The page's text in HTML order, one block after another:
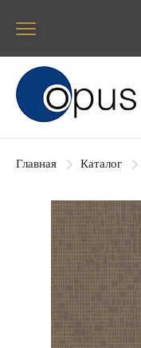
Блок поиска
Главная Каталог